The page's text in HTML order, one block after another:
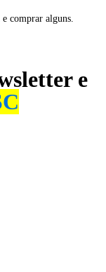
comprar alguns.
e